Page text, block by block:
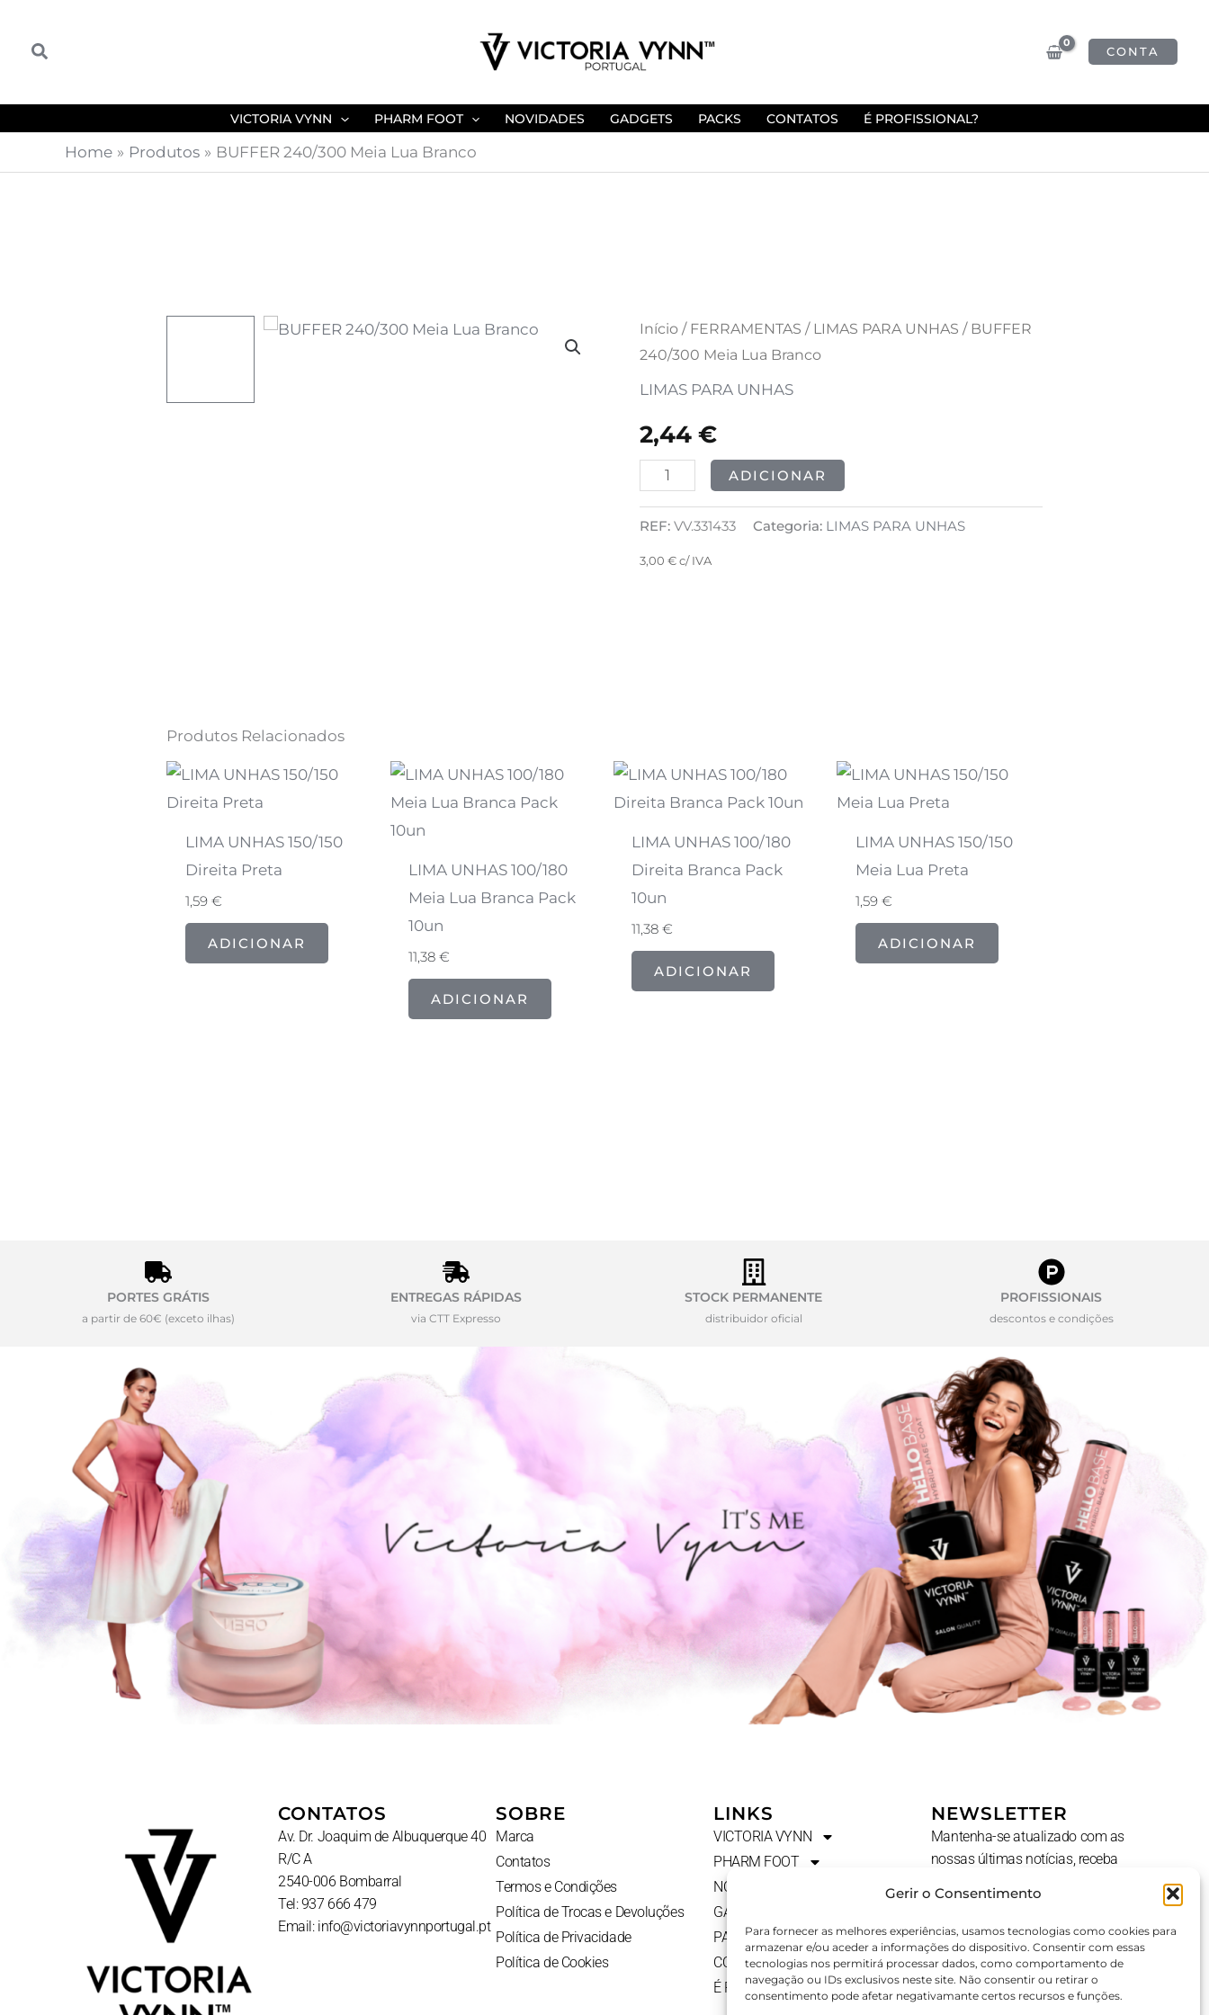
Gerir o Consentimento
Para fornecer as melhores experiências, usamos tecnologias como cookies para
armazenar e/ou aceder a informações do dispositivo. Consentir com essas
tecnologias nos permitirá processar dados, como comportamento de
navegação ou IDs exclusivos neste site. Não consentir ou retirar o
consentimento pode afetar negativamante certos recursos e funções.
Search CONTA
VICTORIA VYNN PHARM FOOT NOVIDADES GADGETS PACKS CONTATOS É PROFISSIONAL?
Home Produtos BUFFER 240/300 Meia Lua Branco
Início/ FERRAMENTAS / LIMAS PARA UNHAS / BUFFER
240/300 Meia Lua Branco
LIMAS PARA UNHAS
2,44 €
Quantidade
de
BUFFER
Meia
Lua
Branco
ADICIONAR
REF: VV.331433 Categoria: LIMAS PARA UNHAS
3,00 €c/ IVA
Produtos Relacionados
LIMA UNHAS 150/150
Direita Preta
1,59 €
ADICIONAR
LIMA UNHAS 100/180
Meia Lua Branca Pack
10un
11,38€
ADICIONAR
LIMA UNHAS 100/180
Direita Branca Pack
10un
11,38€
ADICIONAR
LIMA UNHAS 150/150
Meia Lua Preta
1,59 €
ADICIONAR
PORTES GRÁTIS
a partir de 60€ (exceto ilhas)
ENTREGAS RÁPIDAS
via CTT Expresso
STOCK PERMANENTE
distribuidor oficial
PROFISSIONAIS
descontos e condições
CONTATOS
Av. Dr. Joaquim de Albuquerque 40
R/C A
2540-006 Bombarral
Tel: 937 666 479
Email: info@victoriavynnportugal.pt
SOBRE
Marca
Contatos
Termos e Condições
Política de Trocas e Devoluções
Política de Privacidade
Política de Cookies
LINKS
VICTORIA VYNN
PHARM FOOT
NOVIDADES
GADGETS
PACKS
CONTATOS
É PROFISSIONAL?
NEWSLETTER
Mantenha-se atualizado com as
nossas últimas notícias, receba
Nome
E-